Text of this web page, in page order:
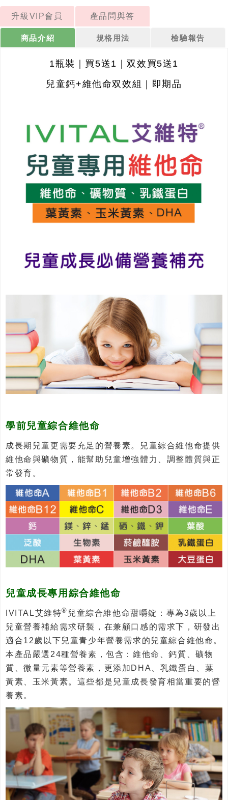
升級VIP會員 產品問與答
商品介紹 規格用法 檢驗報告
1瓶裝 ｜ 買5送1 ｜双效買5送1
兒童鈣+維他命双效組 ｜ 即期品
學前兒童綜合維他命
成長期兒童更需要充足的營養素。兒童綜合維他命提供
維他命與礦物質，能幫助兒童增強體力、調整體質與正
常發育。
兒童成長專用綜合維他命
IVITAL艾維特® 兒童綜合維他命甜嚼錠：專為3歲以上
兒童營養補給需求研製，在兼顧口感的需求下，研發出
適合12歲以下兒童青少年營養需求的兒童綜合維他命。
本產品嚴選24種營養素，包含：維他命、鈣質、礦物
質、微量元素等營養素，更添加DHA、乳鐵蛋白、葉
黃素、玉米黃素。這些都是兒童成長發育相當重要的營
養素。